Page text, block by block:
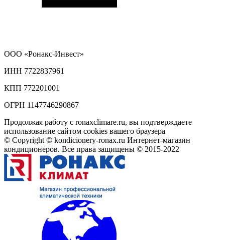
ООО «Ронакс-Инвест»
ИНН 7722837961
КПП 772201001
ОГРН 1147746290867
Продолжая работу с ronaxclimare.ru, вы подтверждаете
использование сайтом cookies вашего браузера
© Copyright © kondicionery-ronax.ru Интернет-магазин
кондиционеров. Все права защищены © 2015-2022